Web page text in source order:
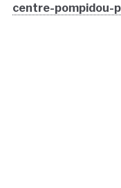
centre-pompidou-